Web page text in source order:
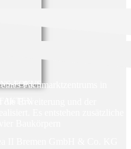
FOKUS
Fachmarktzentrums in